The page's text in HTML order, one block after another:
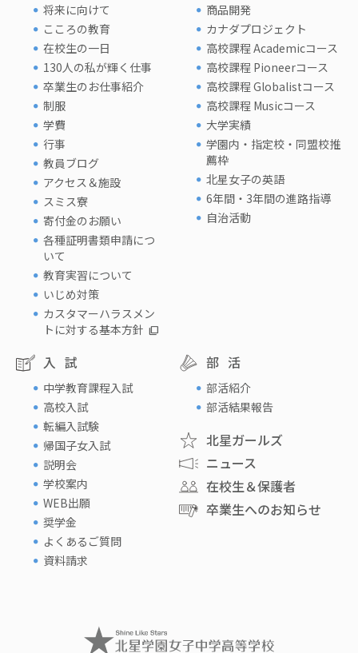
将来に向けて
こころの教育
在校生の一日
130人の私が輝く仕事
卒業生のお仕事紹介
制服
学費
行事
教員ブログ
アクセス＆施設
スミス寮
寄付金のお願い
各種証明書類申請につ
いて
教育実習について
いじめ対策
カスタマーハラスメン
トに対する基本方針
商品開発
カナダプロジェクト
高校課程 Academicコース
高校課程 Pioneerコース
高校課程 Globalistコース
高校課程 Musicコース
大学実績
学園内・指定校・同盟校推
薦枠
北星女子の英語
6年間・3年間の進路指導
自治活動
入試
中学教育課程入試
高校入試
転編入試験
帰国子女入試
説明会
学校案内
WEB出願
奨学金
よくあるご質問
資料請求
部活
部活紹介
部活結果報告
北星ガールズ
ニュース
在校生＆保護者
卒業生へのお知らせ